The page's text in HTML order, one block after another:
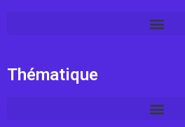
Thématique